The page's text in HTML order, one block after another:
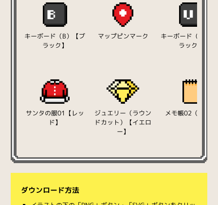
キーボード（B）【ブ
ラック】
マップピンマーク
キーボード（U）【
ラック】
サンタの服01【レッ
ド】
ジュエリー（ラウン
ドカット）【イエロ
ー】
メモ帳02（表紙）
ダウンロード方法